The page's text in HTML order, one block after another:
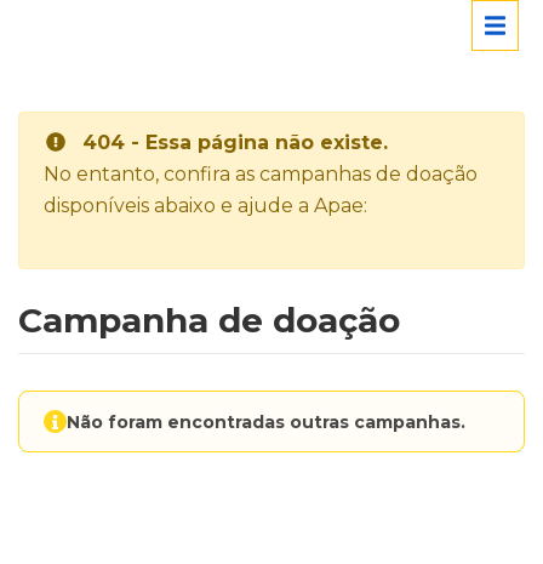
404 - Essa página não existe.
No entanto, confira as campanhas de doação
disponíveis abaixo e ajude a Apae:
Campanha de doação
Não foram encontradas outras campanhas.